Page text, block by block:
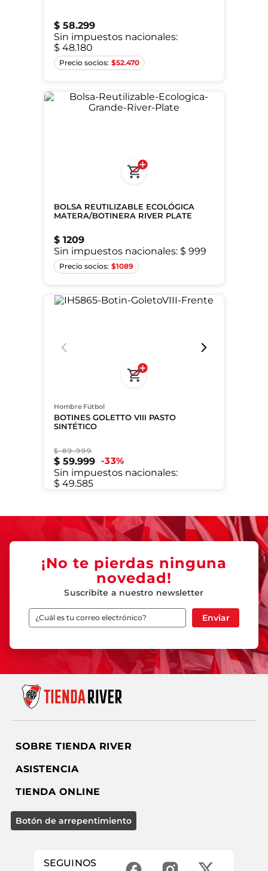
$ 58.299
Sin impuestos nacionales:
$ 48.180
$52.470
BOLSA REUTILIZABLE ECOLÓGICA
MATERA/BOTINERA RIVER PLATE
$ 1209
Sin impuestos nacionales: $ 999
$1089
Único
Hombre Fútbol
BOTINES GOLETTO VIII PASTO
SINTÉTICO
$ 89.999
$ 59.999 33%
Sin impuestos nacionales:
$ 49.585
¡No te pierdas ninguna
novedad!
Suscribíte a nuestro newsletter
Enviar
SOBRE TIENDA RIVER
ASISTENCIA
TIENDA ONLINE
SEGUINOS